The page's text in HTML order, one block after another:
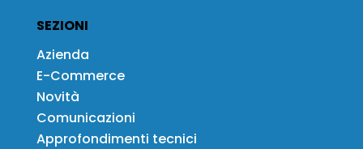
SEZIONI
Azienda
E-Commerce
Novità
Comunicazioni
Approfondimenti tecnici